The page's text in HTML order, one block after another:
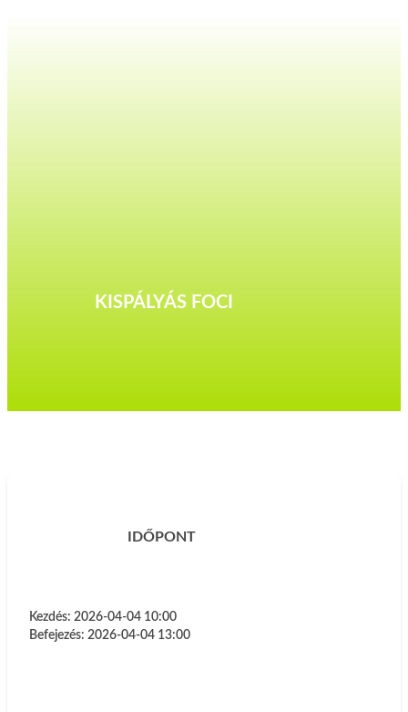
KISPÁLYÁS FOCI
IDŐPONT
Kezdés: 2026-04-04 10:00
Befejezés: 2026-04-04 13:00